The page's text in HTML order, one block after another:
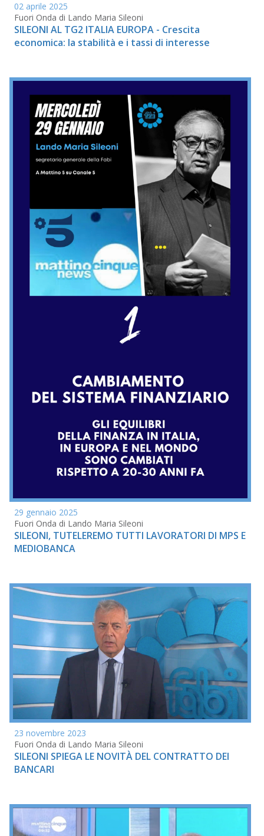
02 aprile 2025
Fuori Onda di Lando Maria Sileoni
SILEONI AL TG2 ITALIA EUROPA - Crescita
economica: la stabilità e i tassi di interesse
29 gennaio 2025
Fuori Onda di Lando Maria Sileoni
SILEONI, TUTELEREMO TUTTI LAVORATORI DI MPS E
MEDIOBANCA
23 novembre 2023
Fuori Onda di Lando Maria Sileoni
SILEONI SPIEGA LE NOVITÀ DEL CONTRATTO DEI
BANCARI